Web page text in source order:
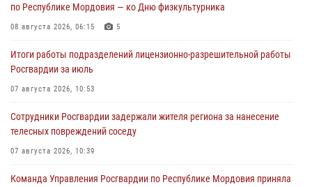
по Республике Мордовия — ко Дню физкультурника
08 августа 2026, 06:15 5
Итоги работы подразделений лицензионно-разрешительной работы
Росгвардии за июль
07 августа 2026, 10:53
Сотрудники Росгвардии задержали жителя региона за нанесение
телесных повреждений соседу
07 августа 2026, 10:39
Команда Управления Росгвардии по Республике Мордовия приняла